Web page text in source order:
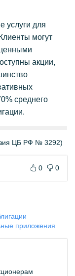
услуги для
могут
ценными
акции,
среднего
ЦБ РФ № 3292)
0 0
приложения